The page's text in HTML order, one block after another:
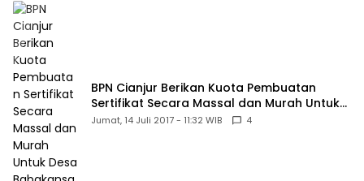
BPN Cianjur Berikan Kuota Pembuatan
Sertifikat Secara Massal dan Murah Untuk
Desa Babakansari
Jumat, 14 Juli 2017 - 11:32 WIB 4